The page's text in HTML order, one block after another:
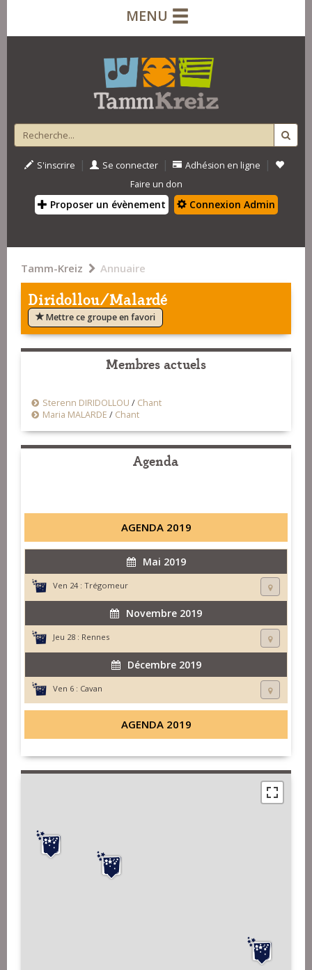
MENU
S'inscrire | Se connecter | Adhésion en ligne |
Faire un don
Proposer un évènement Connexion Admin
Tamm-Kreiz Annuaire
Diridollou/Malardé
Mettre ce groupe en favori
Membres actuels
Sterenn DIRIDOLLOU / Chant
Maria MALARDE / Chant
Agenda
AGENDA 2019
Mai 2019
Ven 24 : Trégomeur
Novembre 2019
Jeu 28 : Rennes
Décembre 2019
Ven 6 : Cavan
AGENDA 2019